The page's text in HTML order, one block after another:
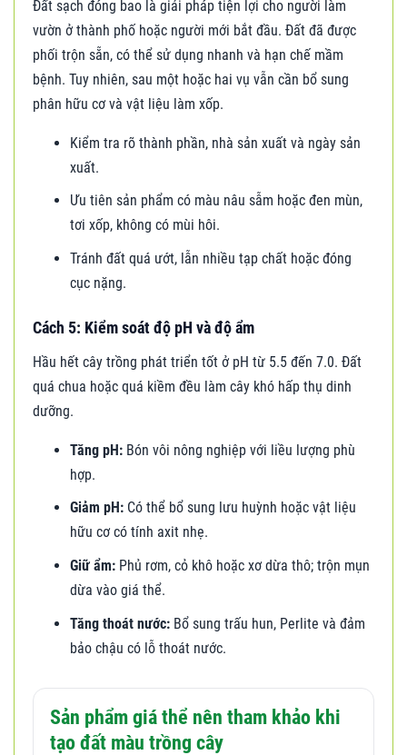
Đất sạch đóng bao là giải pháp tiện lợi cho người làm
vườn ở thành phố hoặc người mới bắt đầu. Đất đã được
phối trộn sẵn, có thể sử dụng nhanh và hạn chế mầm
bệnh. Tuy nhiên, sau một hoặc hai vụ vẫn cần bổ sung
phân hữu cơ và vật liệu làm xốp.
Kiểm tra rõ thành phần, nhà sản xuất và ngày sản
xuất.
Ưu tiên sản phẩm có màu nâu sẫm hoặc đen mùn,
tơi xốp, không có mùi hôi.
Tránh đất quá ướt, lẫn nhiều tạp chất hoặc đóng
cục nặng.
Cách 5: Kiểm soát độ pH và độ ẩm
Hầu hết cây trồng phát triển tốt ở pH từ 5.5 đến 7.0. Đất
quá chua hoặc quá kiềm đều làm cây khó hấp thụ dinh
dưỡng.
Tăng pH:Bón vôi nông nghiệp với liều lượng phù
hợp.
Giảm pH:Có thể bổ sung lưu huỳnh hoặc vật liệu
hữu cơ có tính axit nhẹ.
Giữ ẩm:Phủ rơm, cỏ khô hoặc xơ dừa thô; trộn mụn
dừa vào giá thể.
Tăng thoát nước:Bổ sung trấu hun, Perlite và đảm
bảo chậu có lỗ thoát nước.
Sản phẩm giá thể nên tham khảo khi
tạo đất màu trồng cây